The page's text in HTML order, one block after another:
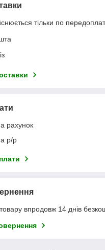
тільки по
рахунок
р/р
впродовж 14 днів